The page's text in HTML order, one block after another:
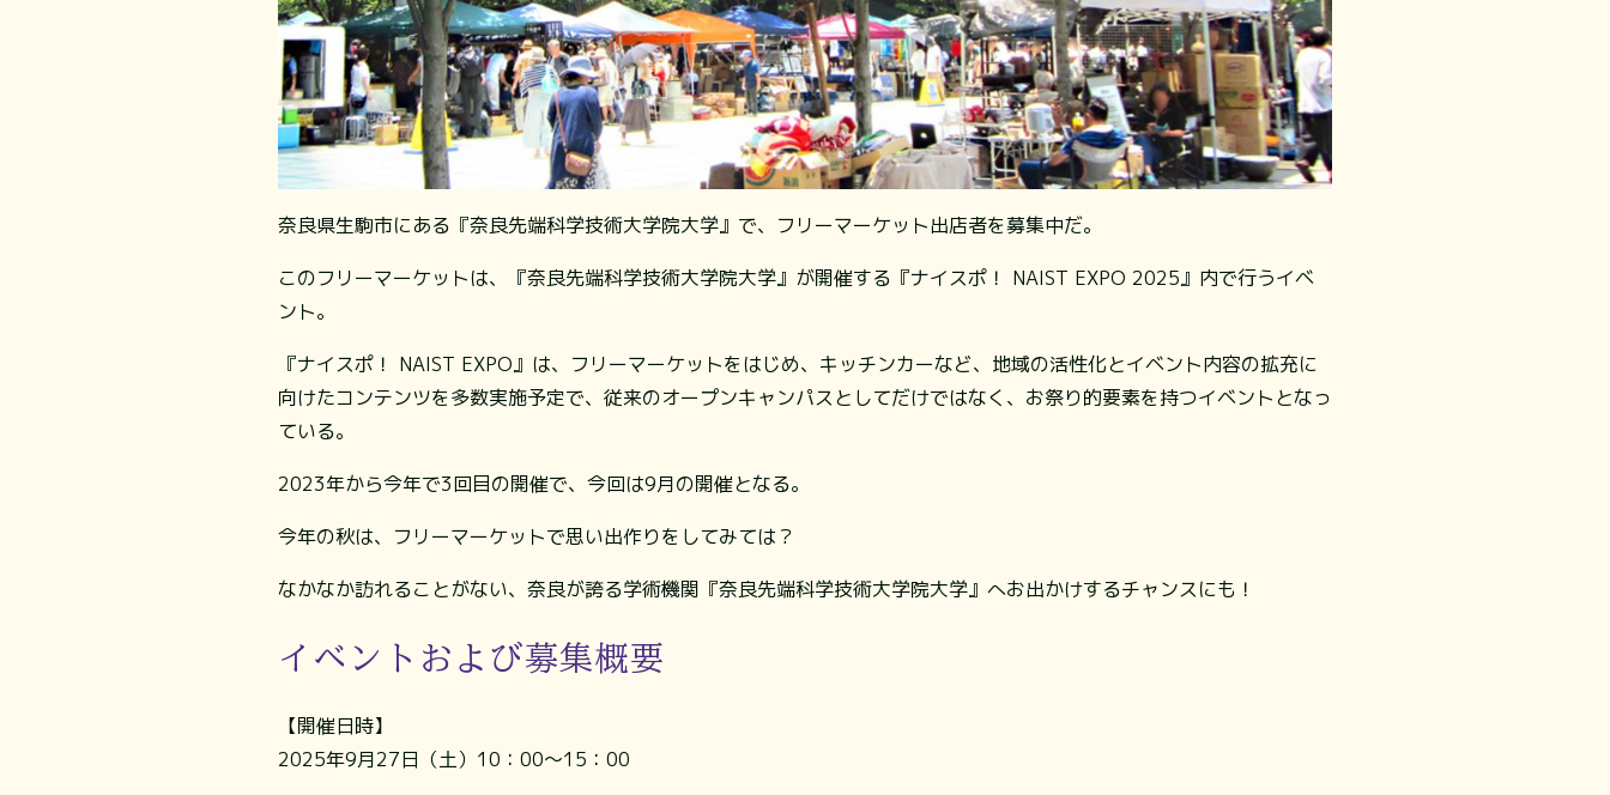
奈良県生駒市にある『奈良先端科学技術大学院大学』で、フリーマーケット出店者を募集中だ。
このフリーマーケットは、『奈良先端科学技術大学院大学』が開催する『ナイスポ！ NAIST EXPO 2025』内で行うイベ
ント。
『ナイスポ！ NAIST EXPO』は、フリーマーケットをはじめ、キッチンカーなど、地域の活性化とイベント内容の拡充に
向けたコンテンツを多数実施予定で、従来のオープンキャンパスとしてだけではなく、お祭り的要素を持つイベントとなっ
ている。
2023年から今年で3回目の開催で、今回は9月の開催となる。
今年の秋は、フリーマーケットで思い出作りをしてみては？
なかなか訪れることがない、奈良が誇る学術機関『奈良先端科学技術大学院大学』へお出かけするチャンスにも！
イベントおよび募集概要
【開催日時】
2025年9月27日（土）10：00～15：00